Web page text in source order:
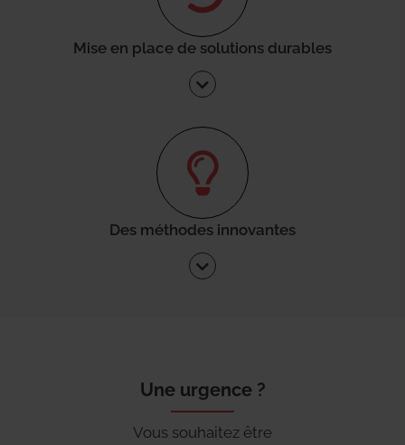
Mise en place de solutions durables
Des méthodes innovantes
Une urgence ?
Vous souhaitez être